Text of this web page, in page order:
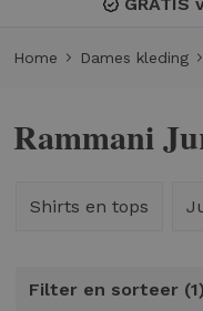
GRATIS
Home Dames kleding
Rammani
Shirts en tops
Filter en sorteer 1